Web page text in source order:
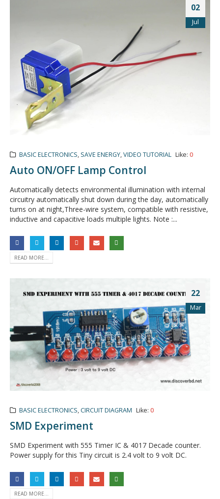
02
Jul
BASIC ELECTRONICS, SAVE ENERGY,VIDEO TUTORIAL Like: 0
Auto ON/OFF Lamp Control
Automatically detects environmental illumination with internal
circuitry automatically shut down during the day, automatically
turns on at night,Three-wire system, compatible with resistive,
inductive and capacitive loads multiple lights. Note :...
READ MORE...
22
Mar
BASIC ELECTRONICS,CIRCUIT DIAGRAM Like: 0
SMD Experiment
SMD Experiment with 555 Timer IC & 4017 Decade counter.
Power supply for this Tiny circuit is 2.4 volt to 9 volt DC.
READ MORE...